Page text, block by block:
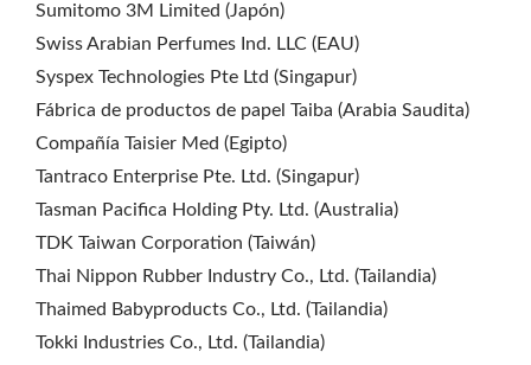
Sumitomo 3M Limited (Japón)
Swiss Arabian Perfumes Ind. LLC (EAU)
Syspex Technologies Pte Ltd (Singapur)
Fábrica de productos de papel Taiba (Arabia Saudita)
Compañía Taisier Med (Egipto)
Tantraco Enterprise Pte. Ltd. (Singapur)
Tasman Pacifica Holding Pty. Ltd. (Australia)
TDK Taiwan Corporation (Taiwán)
Thai Nippon Rubber Industry Co., Ltd. (Tailandia)
Thaimed Babyproducts Co., Ltd. (Tailandia)
Tokki Industries Co., Ltd. (Tailandia)